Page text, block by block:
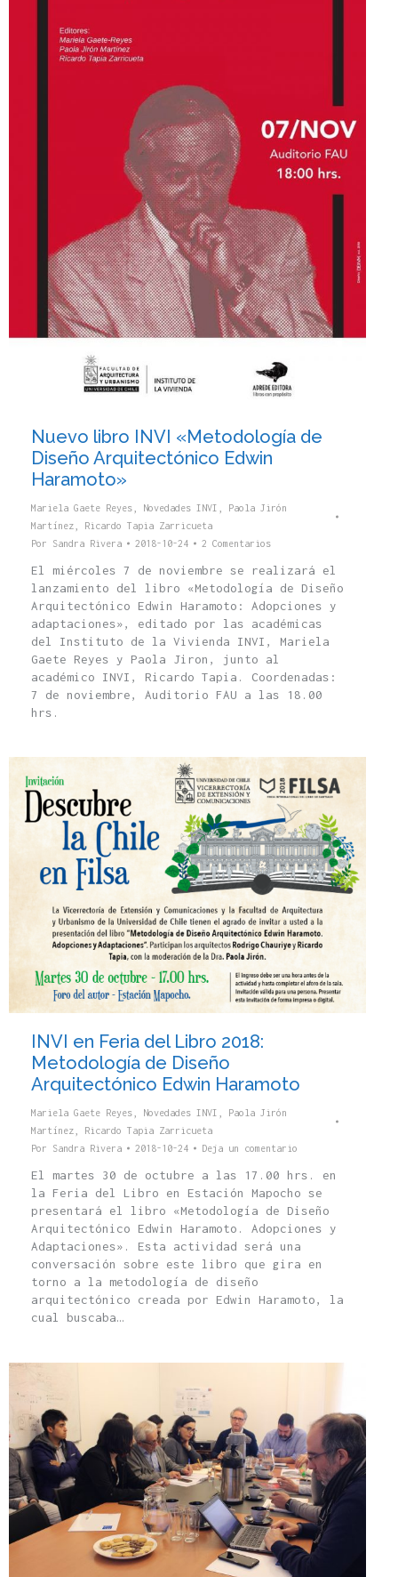
Nuevo libro INVI «Metodología de
Diseño Arquitectónico Edwin
Haramoto»
Mariela Gaete Reyes Novedades INVI
Paola Jirón
Martínez
Ricardo Tapia Zarricueta
Por Sandra Rivera 2018-10-24 2 Comentarios
El miércoles 7 de noviembre se realizará el
lanzamiento del libro «Metodología de Diseño
Arquitectónico Edwin Haramoto: Adopciones y
adaptaciones», editado por las académicas
del Instituto de la Vivienda INVI, Mariela
Gaete Reyes y Paola Jiron, junto al
académico INVI, Ricardo Tapia. Coordenadas:
7 de noviembre, Auditorio FAU a las 18.00
hrs.
INVI en Feria del Libro 2018:
Metodología de Diseño
Arquitectónico Edwin Haramoto
Mariela Gaete Reyes Novedades INVI
Paola Jirón
Martínez
Ricardo Tapia Zarricueta
Por Sandra Rivera 2018-10-24 Deja un comentario
El martes 30 de octubre a las 17.00 hrs. en
la Feria del Libro en Estación Mapocho se
presentará el libro «Metodología de Diseño
Arquitectónico Edwin Haramoto. Adopciones y
Adaptaciones». Esta actividad será una
conversación sobre este libro que gira en
torno a la metodología de diseño
arquitectónico creada por Edwin Haramoto, la
cual buscaba…